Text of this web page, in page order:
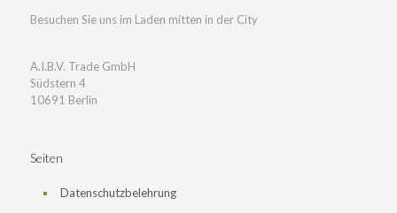
Besuchen Sie uns im Laden mitten in der City
A.I.B.V. Trade GmbH
Südstern 4
10691 Berlin
Seiten
Datenschutzbelehrung